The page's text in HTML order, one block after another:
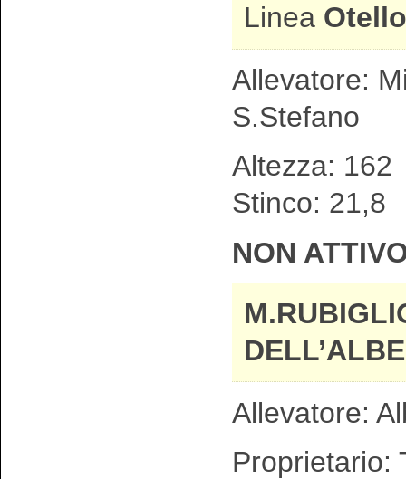
Linea Otello
Allevatore:
S.Stefano
Altezza:
Stinco:
NON
Allevatore:
Proprietario: